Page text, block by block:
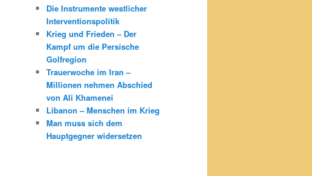
n
Die Instrumente westlicher
Interventionspolitik
Krieg und Frieden – Der
Kampf um die Persische
Golfregion
Trauerwoche im Iran –
Millionen nehmen Abschied
von Ali Khamenei
Libanon – Menschen im Krieg
Man muss sich dem
Hauptgegner widersetzen